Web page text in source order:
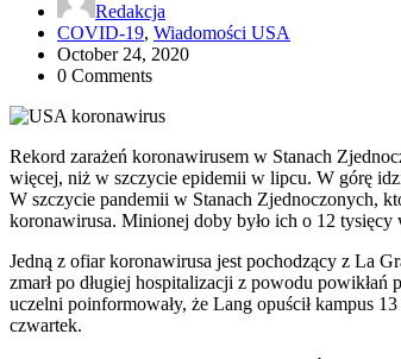
Redakcja
COVID-19, Wiadomości USA
October 24, 2020
0 Comments
Rekord zarażeń koronawirusem w Stanach
więcej, niż w szczycie epidemii w lipcu. W górę
W szczycie pandemii w Stanach Zjednoczonych,
koronawirusa. Minionej doby było ich o 12 tysięcy
Jedną z ofiar koronawirusa jest pochodzący z La
zmarł po długiej hospitalizacji z powodu
uczelni poinformowały, że Lang opuścił kampus
czwartek.